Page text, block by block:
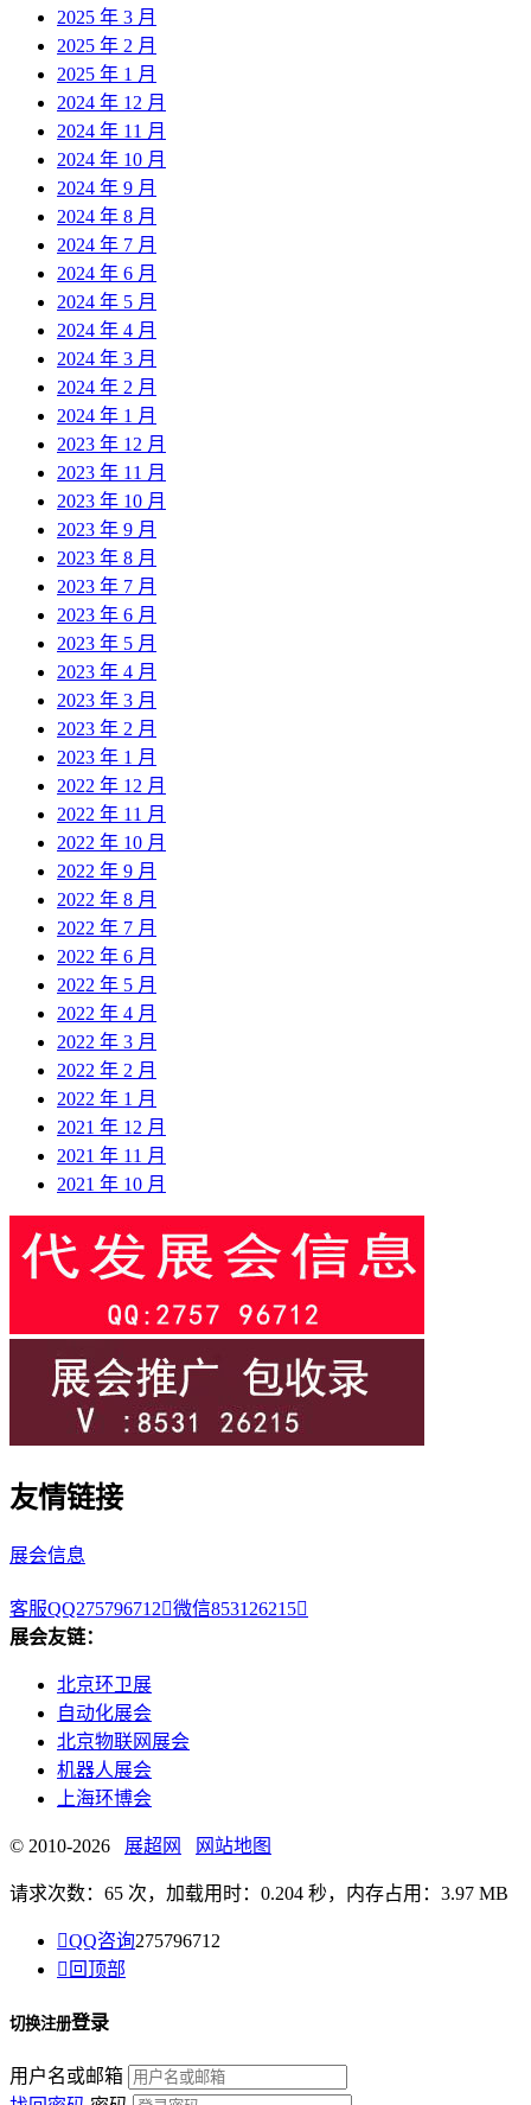
2025 年 3 月
2025 年 2 月
2025 年 1 月
2024 年 12 月
2024 年 11 月
2024 年 10 月
2024 年 9 月
2024 年 8 月
2024 年 7 月
2024 年 6 月
2024 年 5 月
2024 年 4 月
2024 年 3 月
2024 年 2 月
2024 年 1 月
2023 年 12 月
2023 年 11 月
2023 年 10 月
2023 年 9 月
2023 年 8 月
2023 年 7 月
2023 年 6 月
2023 年 5 月
2023 年 4 月
2023 年 3 月
2023 年 2 月
2023 年 1 月
2022 年 12 月
2022 年 11 月
2022 年 10 月
2022 年 9 月
2022 年 8 月
2022 年 7 月
2022 年 6 月
2022 年 5 月
2022 年 4 月
2022 年 3 月
2022 年 2 月
2022 年 1 月
2021 年 12 月
2021 年 11 月
2021 年 10 月
友情链接
展会信息
客服QQ275796712微信853126215
展会友链：
北京环卫展
自动化展会
北京物联网展会
机器人展会
上海环博会
© 2010-2026 展超网 网站地图
请求次数：65 次，加载用时：0.204 秒，内存占用：3.97 MB
QQ咨询275796712
 回顶部
切换注册登录
用户名或邮箱